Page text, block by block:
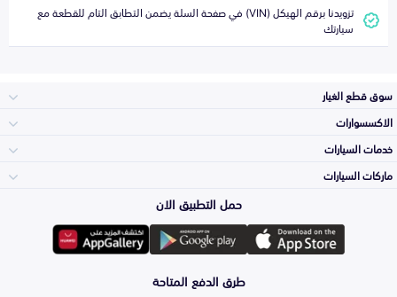
تزويدنا برقم الهيكل (VIN) في صفحة السلة يضمن التطابق التام للقطعة مع
سيارتك
سوق قطع الغيار
المكائن، القيرات
وملحقاتها
الشمعات
الاكسسوارات
لوازم الرحلات
خدمات السيارات
الأكثر مبيعاً
ماركات السيارات
Toyota
حمل التطبيق الان
طرق الدفع المتاحة